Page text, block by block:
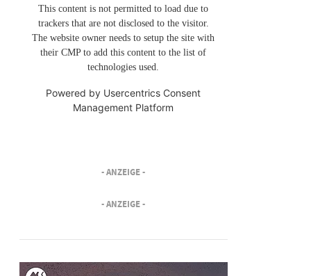
This content is not permitted to load due to
trackers that are not disclosed to the visitor.
The website owner needs to setup the site with
their CMP to add this content to the list of
technologies used.
Powered by Usercentrics Consent
Management Platform
- ANZEIGE -
- ANZEIGE -